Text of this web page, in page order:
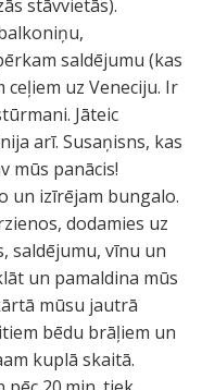
stāvvietās).
saldējumu (kas
uz Veneciju. Ir
Jāteic
arī. Susaņisns, kas
mūs panācis!
un izīrējam bungalo.
dodamies uz
saldējumu, vīnu un
un pamaldina mūs
mūsu jautrā
bēdu brāļiem un
kuplā skaitā.